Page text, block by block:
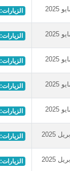
الزيارات: 477
الزيارات: 438
الزيارات: 323
الزيارات: 297
الزيارات: 484
الزيارات: 414
الزيارات: 583